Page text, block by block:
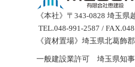
《本社》〒343-0828 埼玉
TEL.048-991-2587 /
《資材置場》埼玉県北葛飾
一般建設業許可 埼玉県知事